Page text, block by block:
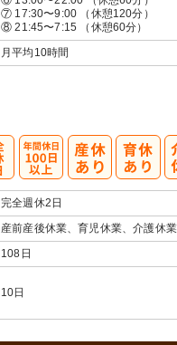
⑦ 17:30〜9:00 （休憩120分）
⑧ 21:45〜7:15 （休憩60分）
月平均10時間
完全週休2日
産前産後休業、育児休業、介護休
108日
10日